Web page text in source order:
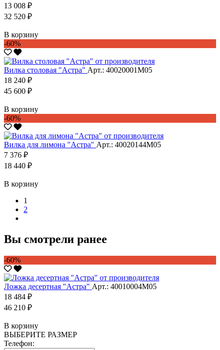
13 008 ₽
32 520 ₽
В корзину
-60%
Вилка столовая "Астра" Арт.: 40020001М05
18 240 ₽
45 600 ₽
В корзину
-60%
Вилка для лимона "Астра" Арт.: 40020144М05
7 376 ₽
18 440 ₽
В корзину
1
2
Вы смотрели ранее
-60%
Ложка десертная "Астра" Арт.: 40010004М05
18 484 ₽
46 210 ₽
В корзину
ВЫБЕРИТЕ РАЗМЕР
Телефон: